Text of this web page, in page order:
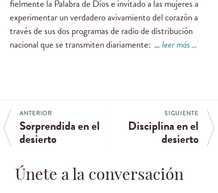
fielmente la Palabra de Dios e invitado a las mujeres a
experimentar un verdadero avivamiento del corazón a
través de sus dos programas de radio de distribución
nacional que se transmiten diariamente: …leer más …
ANTERIOR
Sorprendida en el
desierto
SIGUIENTE
Disciplina en el
desierto
Únete a la conversación